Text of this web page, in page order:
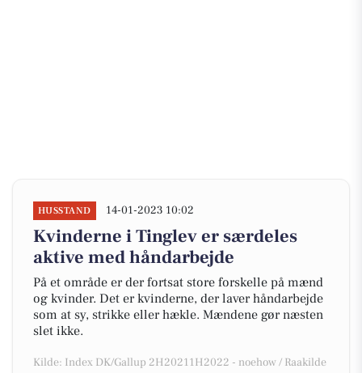
HUSSTAND 14-01-2023 10:02
Kvinderne i Tinglev er særdeles
aktive med håndarbejde
På et område er der fortsat store forskelle på mænd
og kvinder. Det er kvinderne, der laver håndarbejde
som at sy, strikke eller hækle. Mændene gør næsten
slet ikke.
Kilde: Index DK/Gallup 2H20211H2022 - noehow / Raakilde